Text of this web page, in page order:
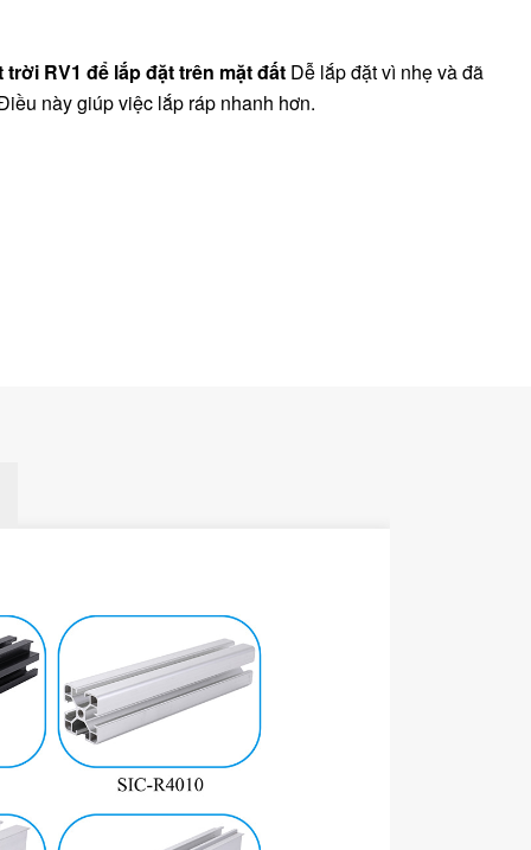
RV1 để lắp đặt trên mặt đất Dễ lắp đặt vì nhẹ và đã
này giúp việc lắp ráp nhanh hơn.